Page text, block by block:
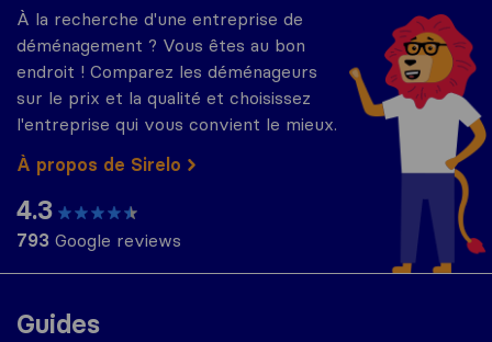
Guides
À la recherche d'une entreprise de
déménagement ? Vous êtes au bon
endroit ! Comparez les déménageurs
sur le prix et la qualité et choisissez
l'entreprise qui vous convient le mieux.
À propos de Sirelo
4.3
793 Google reviews